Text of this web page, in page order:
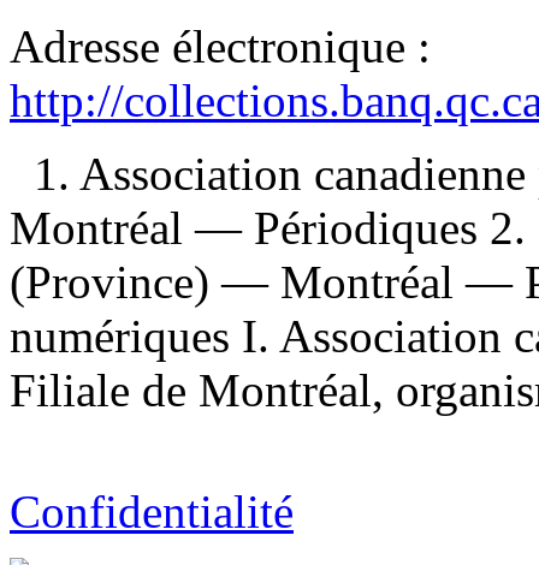
Adresse électronique :
http://
1. Association
Montréal — Périodiques 2.
(Province) — Montréal —
numériques I. Association
Filiale de Montréal,
Confidentialité